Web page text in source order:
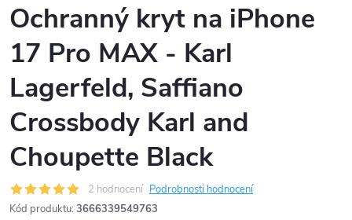
Ochranný kryt na iPhone
17 Pro MAX - Karl
Lagerfeld, Saffiano
Crossbody Karl and
Choupette Black
2 hodnocení Podrobnosti hodnocení
Kód produktu: 3666339549763